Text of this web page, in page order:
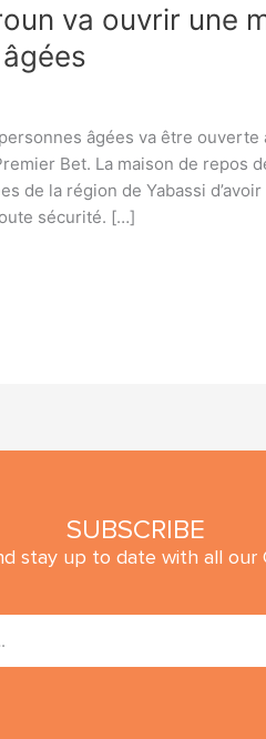
va ouvrir une
âgées va être ouverte
Bet. La maison de repos
de la région de Yabassi
sécurité. […]
SUBSCRIBE
stay up to date with all our